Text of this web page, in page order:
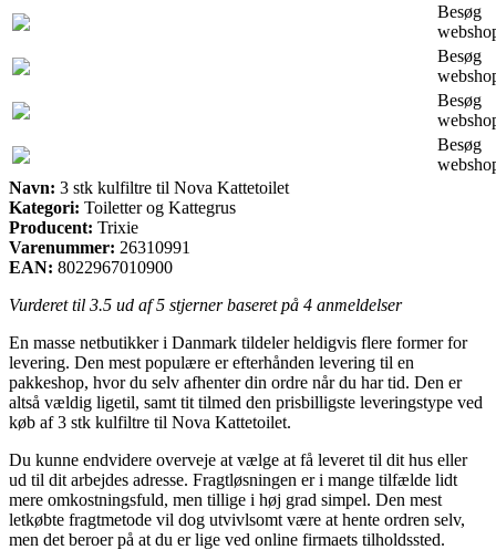
Besøg
Besøg
Besøg
Besøg
Navn: 3 stk kulfiltre til Nova Kattetoilet
Kategori: Toiletter og Kattegrus
Producent: Trixie
Varenummer: 26310991
EAN: 8022967010900
Vurderet til 3.5 ud af 5 stjerner baseret på 4 anmeldelser
En masse netbutikker i Danmark tildeler heldigvis flere former for
levering. Den mest populære er efterhånden levering til en
pakkeshop, hvor du selv afhenter din ordre når du har tid. Den er
altså vældig ligetil, samt tit tilmed den prisbilligste leveringstype ved
køb af 3 stk kulfiltre til Nova Kattetoilet.
Du kunne endvidere overveje at vælge at få leveret til dit hus eller
ud til dit arbejdes adresse. Fragtløsningen er i mange tilfælde lidt
mere omkostningsfuld, men tillige i høj grad simpel. Den mest
letkøbte fragtmetode vil dog utvivlsomt være at hente ordren selv,
men det beroer på at du er lige ved online firmaets tilholdssted.